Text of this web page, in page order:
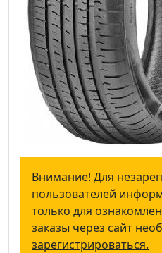
Внимание! Для
пользователей
только для
заказы через сайт
зарегистрироваться.